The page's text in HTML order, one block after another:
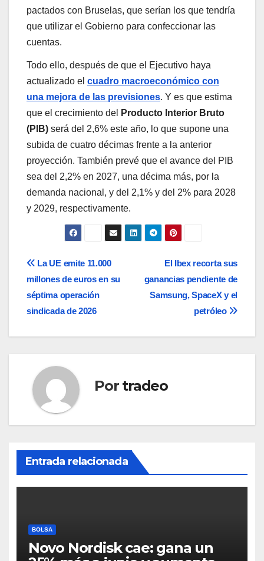
pactados con Bruselas, que serían los que tendría
que utilizar el Gobierno para confeccionar las
cuentas.
Todo ello, después de que el Ejecutivo haya
actualizado el cuadro macroeconómico con
una mejora de las previsiones. Y es que estima
que el crecimiento del
Producto Interior Bruto
(PIB) será del 2,6% este año, lo que supone una
subida de cuatro décimas frente a la anterior
proyección. También prevé que el avance del PIB
sea del 2,2% en 2027, una décima más, por la
demanda nacional, y del 2,1% y del 2% para 2028
y 2029, respectivamente.
Navegación
de
entradas
El Ibex recorta sus
ganancias pendiente de
Samsung, SpaceX y el
petróleo
La UE emite 11.000
millones de euros en su
séptima operación
sindicada de 2026
Por tradeo
Entrada relacionada
BOLSA
Novo Nordisk cae: gana un